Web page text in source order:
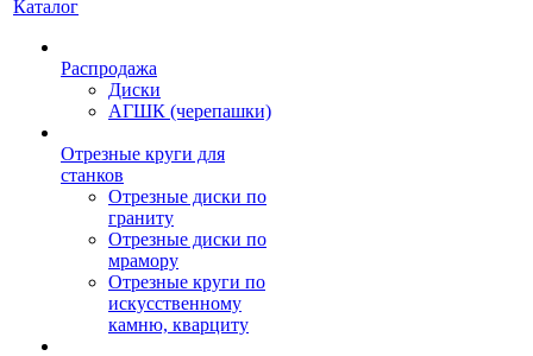
Каталог
Распродажа
Диски
АГШК (черепашки)
Отрезные круги для
станков
Отрезные диски по
граниту
Отрезные диски по
мрамору
Отрезные круги по
искусственному
камню, кварциту